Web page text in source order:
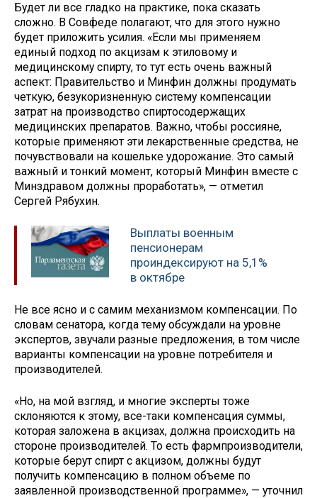
Будет ли все гладко на практике, пока сказать
сложно. В Совфеде полагают, что для этого нужно
будет приложить усилия. «Если мы применяем
единый подход по акцизам к этиловому и
медицинскому спирту, то тут есть очень важный
аспект: Правительство и Минфин должны продумать
четкую, безукоризненную систему компенсации
затрат на производство спиртосодержащих
медицинских препаратов. Важно, чтобы россияне,
которые применяют эти лекарственные средства, не
почувствовали на кошельке удорожание. Это самый
важный и тонкий момент, который Минфин вместе с
Минздравом должны проработать», — отметил
Сергей Рябухин.
Выплаты военным
пенсионерам
проиндексируют на 5,1%
в октябре
Не все ясно и с самим механизмом компенсации. По
словам сенатора, когда тему обсуждали на уровне
экспертов, звучали разные предложения, в том числе
варианты компенсации на уровне потребителя и
производителей.
«Но, на мой взгляд, и многие эксперты тоже
склоняются к этому, все-таки компенсация суммы,
которая заложена в акцизах, должна происходить на
стороне производителей. То есть фармпроизводители,
которые берут спирт с акцизом, должны будут
получить компенсацию в полном объеме по
заявленной производственной программе», — уточнил